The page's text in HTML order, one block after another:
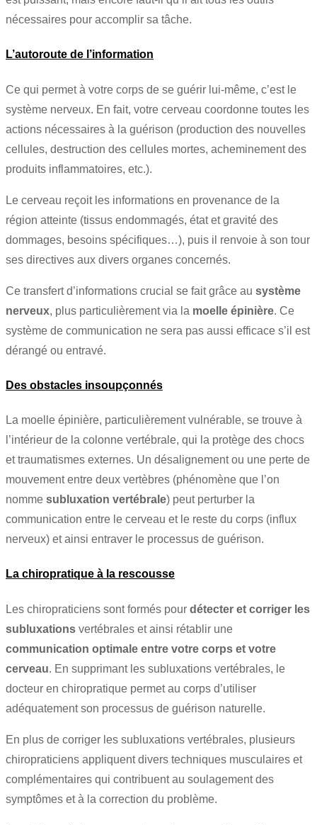
nécessaires pour accomplir sa tâche.
L’autoroute de l’information
Ce qui permet à votre corps de se guérir lui-même, c’est le
système nerveux. En fait, votre cerveau coordonne toutes les
actions nécessaires à la guérison (production des nouvelles
cellules, destruction des cellules mortes, acheminement des
produits inflammatoires, etc.).
Le cerveau reçoit les informations en provenance de la
région atteinte (tissus endommagés, état et gravité des
dommages, besoins spécifiques…), puis il renvoie à son tour
ses directives aux divers organes concernés.
Ce transfert d’informations crucial se fait grâce au système
nerveux, plus particulièrement via la moelle épinière. Ce
système de communication ne sera pas aussi efficace s’il est
dérangé ou entravé.
Des obstacles insoupçonnés
La moelle épinière, particulièrement vulnérable, se trouve à
l’intérieur de la colonne vertébrale, qui la protège des chocs
et traumatismes externes. Un désalignement ou une perte de
mouvement entre deux vertèbres (phénomène que l’on
nomme subluxation vertébrale) peut perturber la
communication entre le cerveau et le reste du corps (influx
nerveux) et ainsi entraver le processus de guérison.
La chiropratique à la rescousse
Les chiropraticiens sont formés pour détecter et corriger les
subluxations vertébrales et ainsi rétablir une
communication optimale entre votre corps et votre
cerveau. En supprimant les subluxations vertébrales, le
docteur en chiropratique permet au corps d’utiliser
adéquatement son processus de guérison naturelle.
En plus de corriger les subluxations vertébrales, plusieurs
chiropraticiens appliquent divers techniques musculaires et
complémentaires qui contribuent au soulagement des
symptômes et à la correction du problème.